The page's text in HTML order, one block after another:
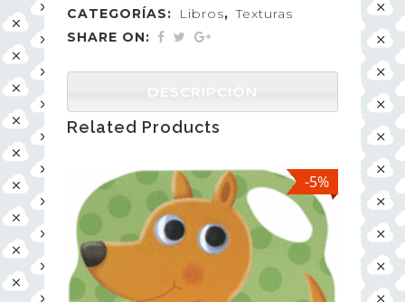
CATEGORÍAS:
Libros, Texturas
SHARE ON:
DESCRIPCIÓN
Related Products
-5%